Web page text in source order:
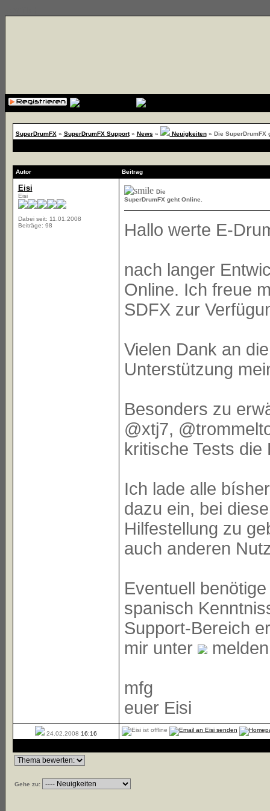
SuperDrumFX» SuperDrumFX Support» News » Neuigkeiten» Die SuperDrumFX
Autor Beitrag
Eisi
Eisi
Dabei seit: 11.01.2008
Beiträge: 98
Die
SuperDrumFX geht Online.
Hallo werte E-
nach langer
Online. Ich freue
SDFX zur
Vielen Dank an
Unterstützung
Besonders zu
@xtj7,
kritische Tests
Ich lade alle
dazu ein, bei
Hilfestellung zu
auch anderen
Eventuell
spanisch
Support-Bereich
mir unter
mfg
euer Eisi
24.02.2008 16:16
Gehe zu: